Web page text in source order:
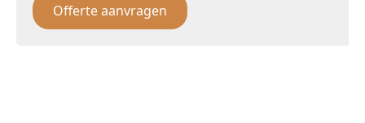
Offerte aanvragen